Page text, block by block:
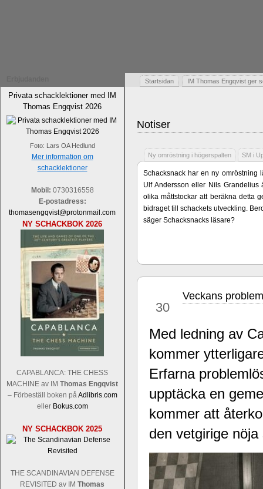
Privata schacklektioner med IM
Thomas Engqvist 2026
Foto: Lars OA Hedlund
Mer information om
schacklektioner
Mobil: 0730316558
E-postadress:
thomasengqvist@protonmail.com
NY SCHACKBOK 2026
CAPABLANCA: THE CHESS
MACHINE av IM Thomas Engqvist
– Förbeställ boken påAdlibris.com
eller Bokus.com
NY SCHACKBOK 2025
THE SCANDINAVIAN DEFENSE
REVISITED av IM Thomas
Startsidan IM Thomas Engqvist ger
Notiser
Ny omröstning i högerspalten SM i
Schacksnack har en ny omröstning
Ulf Andersson eller Nils
olika måttstockar att beräkna detta
bidraget till schackets utveckling.
säger Schacksnacks läsare?
Sverigemästarklassen och övriga
Sverigemästartiteln och dessa är i
Martin Lokander, GM Tiger Hillarp
SM-gruppen är i år stark och
Elit: IM Michael Wiedenkeller, IM
Lindberg, FM Joar Östlund, FM
Östlund som är en starkt
30
Veckans
Med ledning av
kommer
Erfarna
upptäcka en
kommer att
den vetgirige